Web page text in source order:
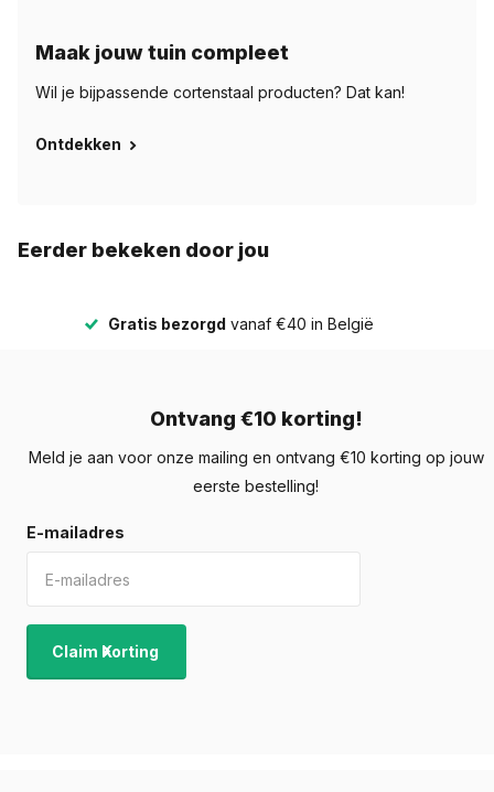
Maak jouw tuin compleet
Wil je bijpassende cortenstaal producten? Dat kan!
Ontdekken
Eerder bekeken door jou
Gratis bezorgd vanaf €40 in België
Ontvang €10 korting!
Meld je aan voor onze mailing en ontvang €10 korting op jouw
eerste bestelling!
E-mailadres
Claim Korting